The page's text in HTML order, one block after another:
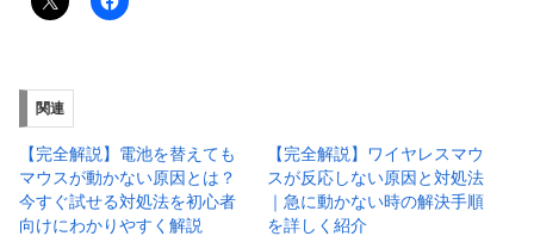
関連
【完全解説】電池を替えても
マウスが動かない原因とは？
今すぐ試せる対処法を初心者
向けにわかりやすく解説
【完全解説】ワイヤレスマウ
スが反応しない原因と対処法
｜急に動かない時の解決手順
を詳しく紹介